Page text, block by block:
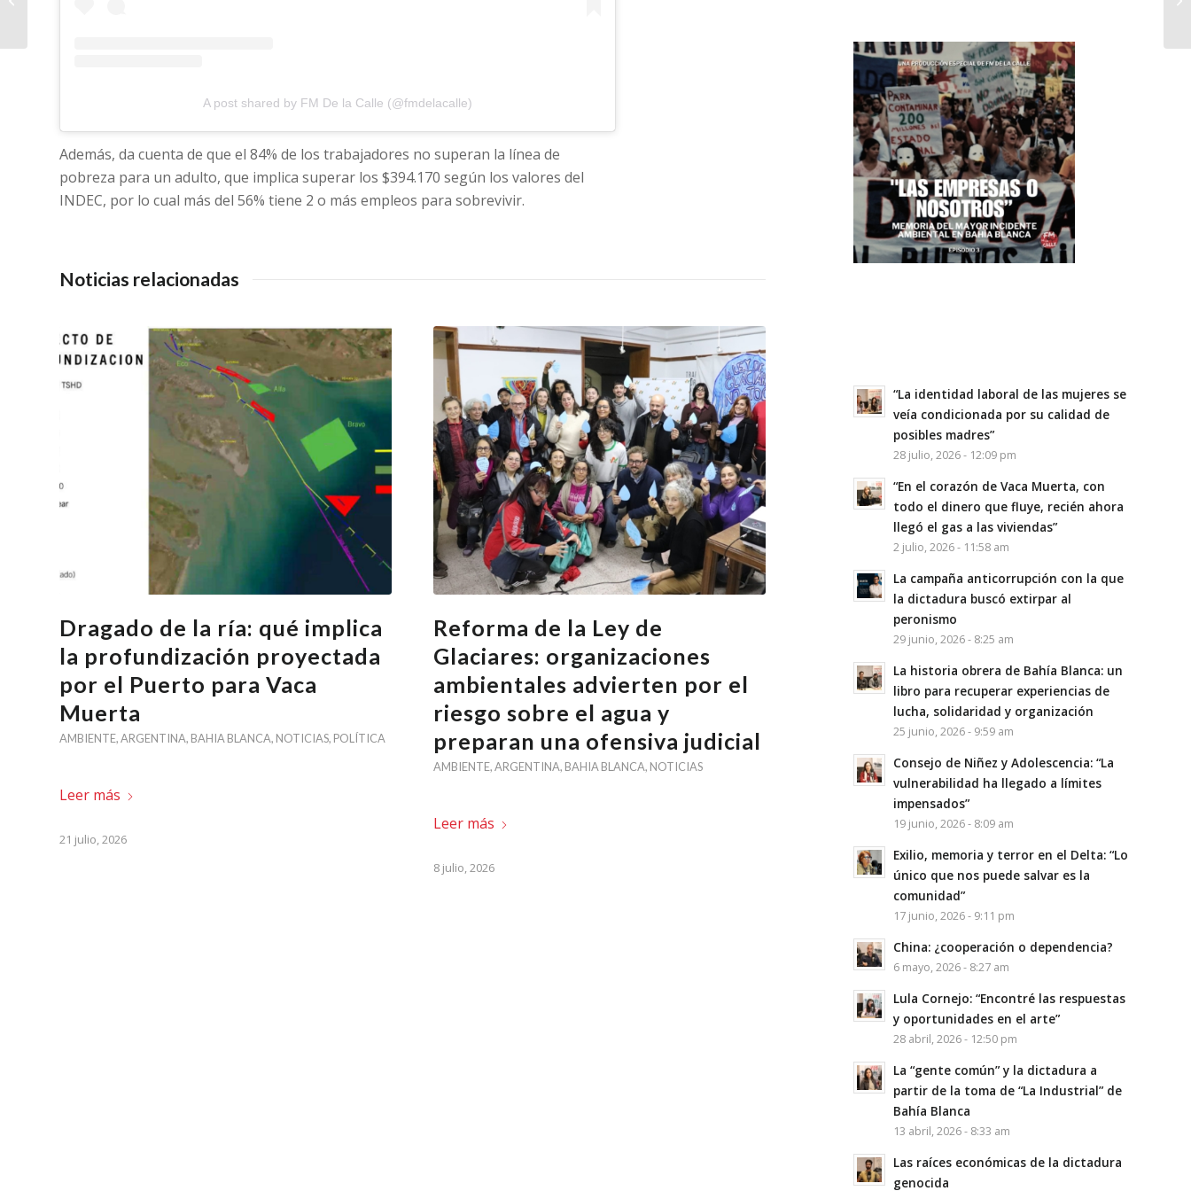
A post shared by FM De la Calle (@fmdelacalle)
Además, da cuenta de que el 84% de los trabajadores no superan la línea de
pobreza para un adulto, que implica superar los $394.170 según los valores del
INDEC, por lo cual más del 56% tiene 2 o más empleos para sobrevivir.
Noticias relacionadas
Dragado de la ría: qué implica
la profundización proyectada
por el Puerto para Vaca
Muerta
AMBIENTE,ARGENTINA, BAHIA BLANCA, NOTICIAS, POLÍTICA
Leer más
21 julio, 2026
Reforma de la Ley de
Glaciares: organizaciones
ambientales advierten por el
riesgo sobre el agua y
preparan una ofensiva judicial
AMBIENTE,ARGENTINA, BAHIA BLANCA, NOTICIAS
Leer más
8 julio, 2026
“La identidad laboral de las mujeres se
veía condicionada por su calidad de
posibles madres”
28 julio, 2026 - 12:09 pm
“En el corazón de Vaca Muerta, con
todo el dinero que fluye, recién ahora
llegó el gas a las viviendas”
2 julio, 2026 - 11:58 am
La campaña anticorrupción con la que
la dictadura buscó extirpar al
peronismo
29 junio, 2026 - 8:25 am
La historia obrera de Bahía Blanca: un
libro para recuperar experiencias de
lucha, solidaridad y organización
25 junio, 2026 - 9:59 am
Consejo de Niñez y Adolescencia: “La
vulnerabilidad ha llegado a límites
impensados”
19 junio, 2026 - 8:09 am
Exilio, memoria y terror en el Delta: “Lo
único que nos puede salvar es la
comunidad”
17 junio, 2026 - 9:11 pm
China: ¿cooperación o dependencia?
6 mayo, 2026 - 8:27 am
Lula Cornejo: “Encontré las respuestas
y oportunidades en el arte”
28 abril, 2026 - 12:50 pm
La “gente común” y la dictadura a
partir de la toma de “La Industrial” de
Bahía Blanca
13 abril, 2026 - 8:33 am
Las raíces económicas de la dictadura
genocida